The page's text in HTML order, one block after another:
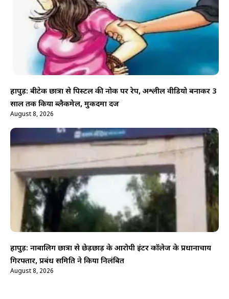
हापुड़: बीटेक छात्रा से पिस्टल की नोक पर रेप, अश्लील वीडियो बनाकर 3
साल तक किया ब्लैकमेल, मुकदमा दर्ज
August 8, 2026
हापुड़: नाबालिग छात्रा से छेड़छाड़ के आरोपी इंटर कॉलेज के प्रधानाचार्य
गिरफ्तार, प्रबंध समिति ने किया निलंबित
August 8, 2026